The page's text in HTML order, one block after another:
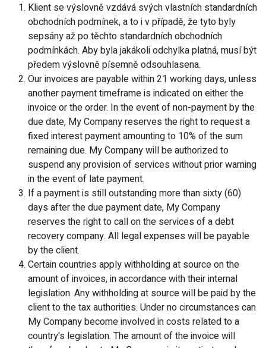
Klient se výslovně vzdává svých vlastních standardních
obchodních podmínek, a to i v případě, že tyto byly
sepsány až po těchto standardních obchodních
podmínkách. Aby byla jakákoli odchylka platná, musí být
předem výslovně písemně odsouhlasena.
Our invoices are payable within 21 working days, unless
another payment timeframe is indicated on either the
invoice or the order. In the event of non-payment by the
due date, My Company reserves the right to request a
fixed interest payment amounting to 10% of the sum
remaining due. My Company will be authorized to
suspend any provision of services without prior warning
in the event of late payment.
If a payment is still outstanding more than sixty (60)
days after the due payment date, My Company
reserves the right to call on the services of a debt
recovery company. All legal expenses will be payable
by the client.
Certain countries apply withholding at source on the
amount of invoices, in accordance with their internal
legislation. Any withholding at source will be paid by the
client to the tax authorities. Under no circumstances can
My Company become involved in costs related to a
country's legislation. The amount of the invoice will